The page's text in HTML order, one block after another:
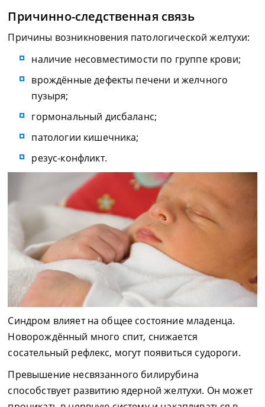
Причинно-следственная связь
Причины возникновения патологической желтухи:
наличие несовместимости по группе крови;
врождённые дефекты печени и желчного
пузыря;
гормональный дисбаланс;
патологии кишечника;
резус-конфликт.
Синдром влияет на общее состояние младенца.
Новорождённый много спит, снижается
сосательный рефлекс, могут появиться судороги.
Превышение несвязанного билирубина
способствует развитию ядерной желтухи. Он может